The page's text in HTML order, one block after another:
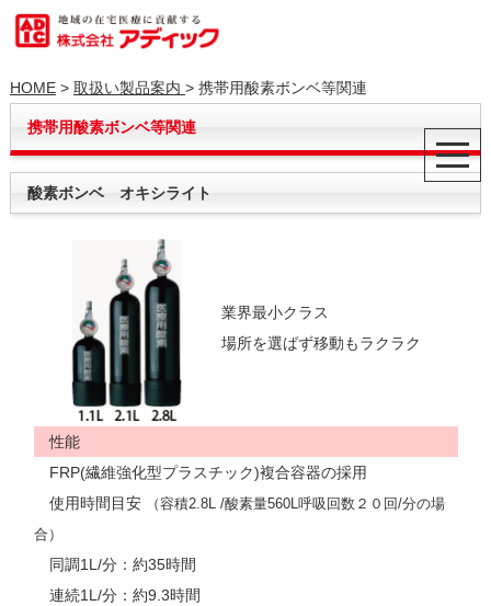
HOME> 取扱い製品案内 > 携帯用酸素ボンベ等関連
携帯用酸素ボンベ等関連
酸素ボンベ オキシライト
業界最小クラス
場所を選ばず移動もラクラク
性能
FRP(繊維強化型プラスチック)複合容器の採用
使用時間目安
（容積2.8L /酸素量560L呼吸回数２０回/分の場
合）
同調1L/分：約35時間
連続1L/分：約9.3時間